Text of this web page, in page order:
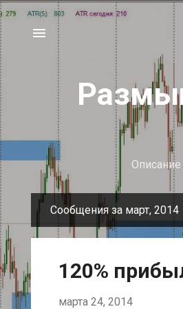
С
о
Сообщения за март, 2014
120%
марта 24, 2014